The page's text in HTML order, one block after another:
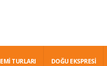
TURLARI DOĞU EKSPRESİ